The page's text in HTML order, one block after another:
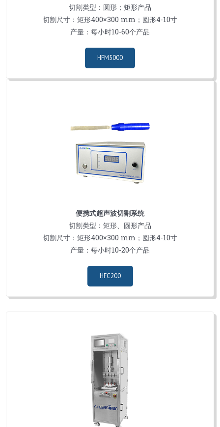
切割类型：圆形；矩形产品
切割尺寸：矩形400×300 mm；圆形4-10寸
产量：每小时10-60个产品
HFM5000
便携式超声波切割系统
切割类型：矩形、圆形产品
切割尺寸：矩形400×300 mm；圆形4-10寸
产量：每小时10-20个产品
HFC200